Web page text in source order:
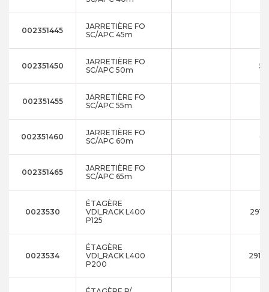
002351445
JARRETIÈRE FO
SC/APC 45m
002351450
JARRETIÈRE FO
SC/APC 50m
002351455
JARRETIÈRE FO
SC/APC 55m
002351460
JARRETIÈRE FO
SC/APC 60m
002351465
JARRETIÈRE FO
SC/APC 65m
0023530
ÉTAGÈRE
VDI_RACK L400
P125
0023534
ÉTAGÈRE
VDI_RACK L400
P200